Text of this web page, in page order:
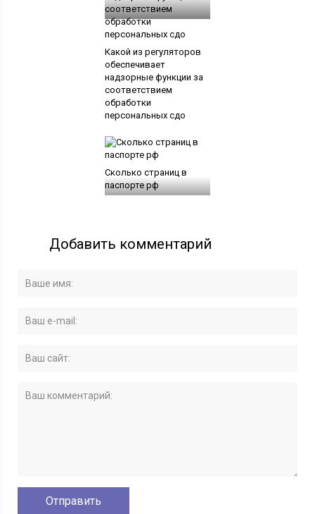
Какой из регуляторов
обеспечивает
надзорные функции за
соответствием
обработки
персональных сдо
Сколько страниц в
паспорте рф
Добавить комментарий